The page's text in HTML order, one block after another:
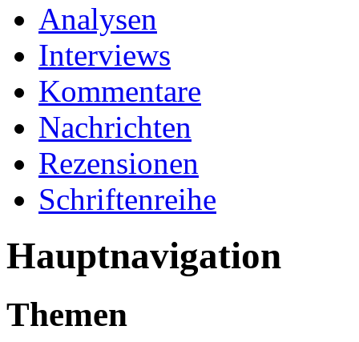
Analysen
Interviews
Kommentare
Nachrichten
Rezensionen
Schriftenreihe
Hauptnavigation
Themen